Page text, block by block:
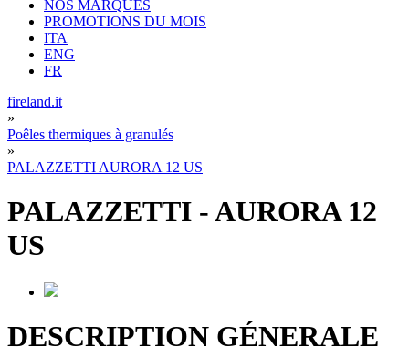
NOS MARQUES
PROMOTIONS DU MOIS
ITA
ENG
FR
fireland.it
»
Poêles thermiques à granulés
»
PALAZZETTI AURORA 12 US
PALAZZETTI -AURORA 12
US
DESCRIPTION GÉNERALE